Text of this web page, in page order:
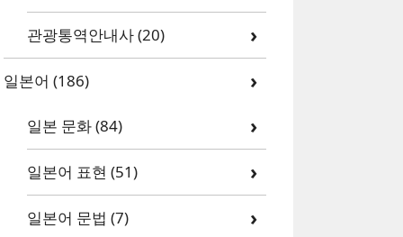
관광통역안내사(20)
일본어 (186)
일본 문화(84)
일본어 표현 (51)
일본어 문법 (7)